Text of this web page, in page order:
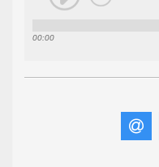
00:00